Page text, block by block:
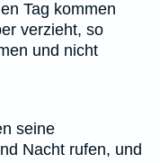
Tag kommen
verzieht, so
und nicht
seine
Nacht rufen, und